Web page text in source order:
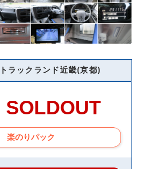
トラックランド近畿(京都)
SOLDOUT
楽のりパック